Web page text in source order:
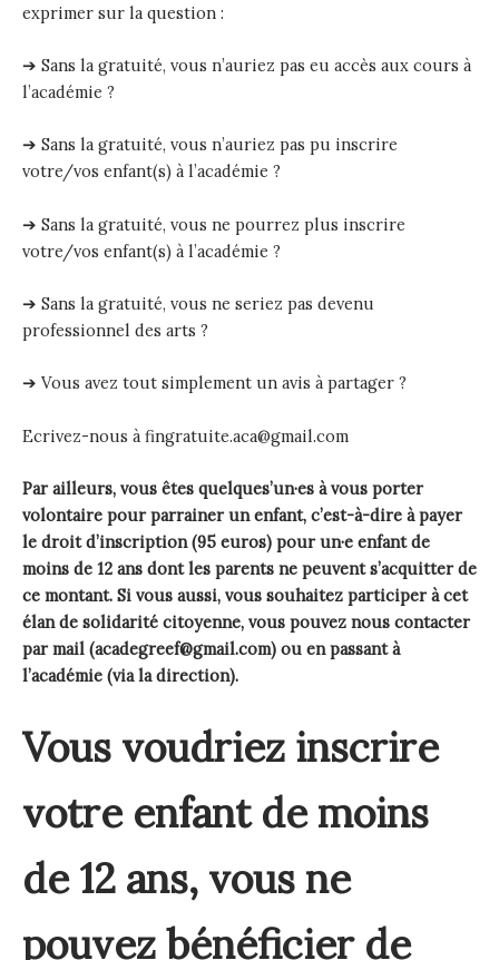
exprimer sur la question :
➔ Sans la gratuité, vous n’auriez pas eu accès aux cours à
l’académie ?
➔ Sans la gratuité, vous n’auriez pas pu inscrire
votre/vos enfant(s) à l’académie ?
➔ Sans la gratuité, vous ne pourrez plus inscrire
votre/vos enfant(s) à l’académie ?
➔ Sans la gratuité, vous ne seriez pas devenu
professionnel des arts ?
➔ Vous avez tout simplement un avis à partager ?
Ecrivez-nous à fingratuite.aca@gmail.com
Par ailleurs, vous êtes quelques’un·es à vous porter
volontaire pour parrainer un enfant, c’est-à-dire à payer
le droit d’inscription (95 euros) pour un·e enfant de
moins de 12 ans dont les parents ne peuvent s’acquitter de
ce montant. Si vous aussi, vous souhaitez participer à cet
élan de solidarité citoyenne, vous pouvez nous contacter
par mail (acadegreef@gmail.com) ou en passant à
l’académie (via la direction).
Vous voudriez inscrire
votre enfant de moins
de 12 ans, vous ne
pouvez bénéficier de